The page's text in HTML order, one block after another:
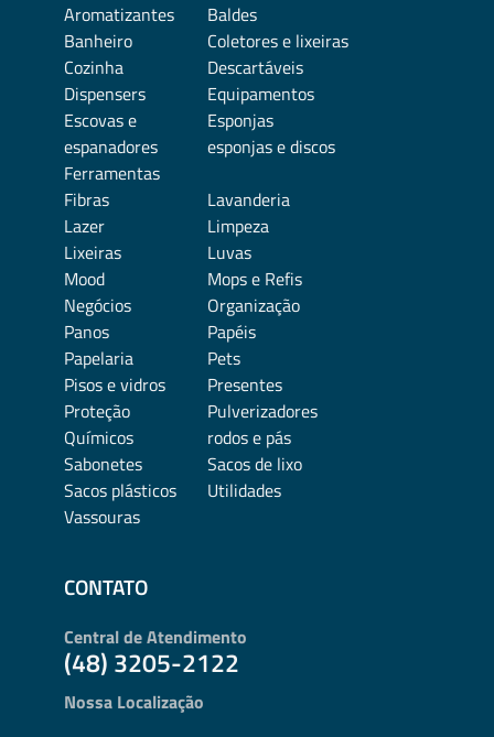
Aromatizantes
Baldes
Banheiro
Coletores e lixeiras
Cozinha
Descartáveis
Dispensers
Equipamentos
Escovas e
espanadores
Esponjas
esponjas e discos
Ferramentas
Fibras
Lavanderia
Lazer
Limpeza
Lixeiras
Luvas
Mood
Mops e Refis
Negócios
Organização
Panos
Papéis
Papelaria
Pets
Pisos e vidros
Presentes
Proteção
Pulverizadores
Químicos
rodos e pás
Sabonetes
Sacos de lixo
Sacos plásticos
Utilidades
Vassouras
CONTATO
Central de Atendimento
(48) 3205-2122
Nossa Localização